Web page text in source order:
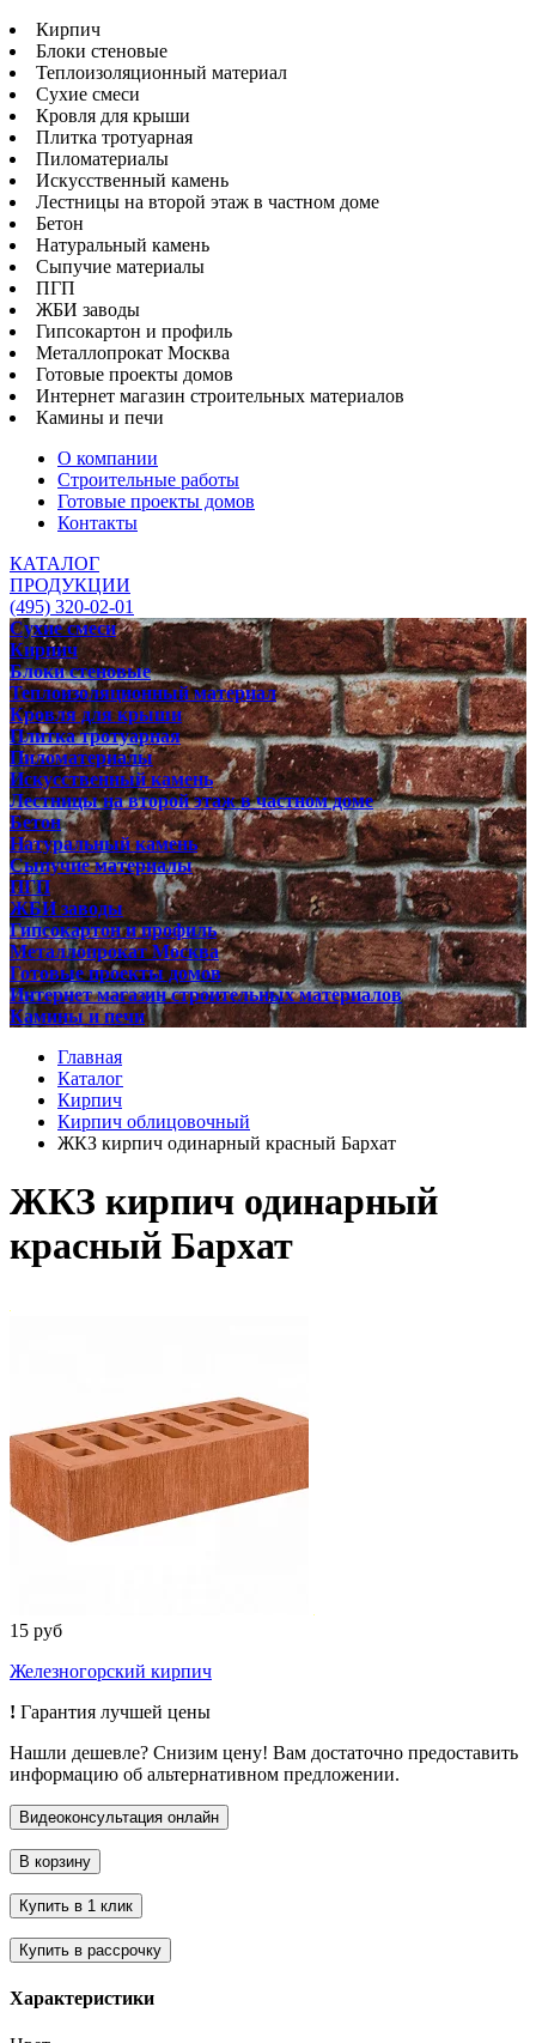
Кирпич
Блоки стеновые
Теплоизоляционный материал
Сухие смеси
Кровля для крыши
Плитка тротуарная
Пиломатериалы
Искусственный камень
Лестницы на второй этаж в частном доме
Бетон
Натуральный камень
Сыпучие материалы
ПГП
ЖБИ заводы
Гипсокартон и профиль
Металлопрокат Москва
Готовые проекты домов
Интернет магазин строительных материалов
Камины и печи
О компании
Строительные работы
Готовые проекты домов
Контакты
КАТАЛОГ
ПРОДУКЦИИ
(495) 320-02-01
Сухие смеси
Кирпич
Блоки стеновые
Теплоизоляционный материал
Кровля для крыши
Плитка тротуарная
Пиломатериалы
Искусственный камень
Лестницы на второй этаж в частном доме
Бетон
Натуральный камень
Сыпучие материалы
ПГП
ЖБИ заводы
Гипсокартон и профиль
Металлопрокат Москва
Готовые проекты домов
Интернет магазин строительных материалов
Камины и печи
Главная
Каталог
Кирпич
Кирпич облицовочный
ЖКЗ кирпич одинарный красный Бархат
ЖКЗ кирпич одинарный
красный Бархат
15 руб
Железногорский кирпич
! Гарантия лучшей цены
Нашли дешевле? Снизим цену! Вам достаточно предоставить
информацию об альтернативном предложении.
Характеристики